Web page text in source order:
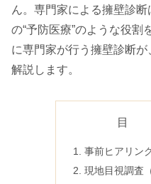
ん。専門家による擁壁診
の“予防医療”のような役割
に専門家が行う擁壁診断
解説します。
目
事前ヒアリン
現地目視調査